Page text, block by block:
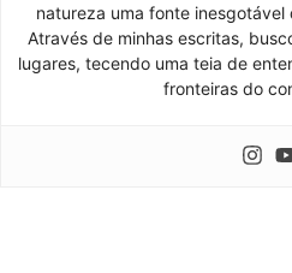
natureza uma fonte
Através de minhas escritas,
lugares, tecendo uma teia de
fronteiras do